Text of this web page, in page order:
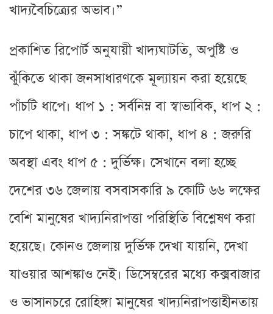
খাদ্যবৈচিত্র্যের অভাব।”
প্রকাশিত রিপোর্ট অনুযায়ী খাদ্যঘাটতি, অপুষ্টি ও
ঝুঁকিতে থাকা জনসাধারণকে মূল্যায়ন করা হয়েছে
পাঁচটি ধাপে। ধাপ ১ : সর্বনিম্ন বা স্বাভাবিক, ধাপ ২ :
চাপে থাকা, ধাপ ৩ : সঙ্কটে থাকা, ধাপ ৪ : জরুরি
অবস্থা এবং ধাপ ৫ : দুর্ভিক্ষ। সেখানে বলা হচ্ছে
দেশের ৩৬ জেলায় বসবাসকারি ৯ কোটি ৬৬ লক্ষের
বেশি মানুষের খাদ্যনিরাপত্তা পরিস্থিতি বিশ্লেষণ করা
হয়েছে। কোনও জেলায় দুর্ভিক্ষ দেখা যায়নি, দেখা
যাওয়ার আশঙ্কাও নেই। ডিসেম্বরের মধ্যে কক্সবাজার
ও ভাসানচরে রোহিঙ্গা মানুষের খাদ্যনিরাপত্তাহীনতায়